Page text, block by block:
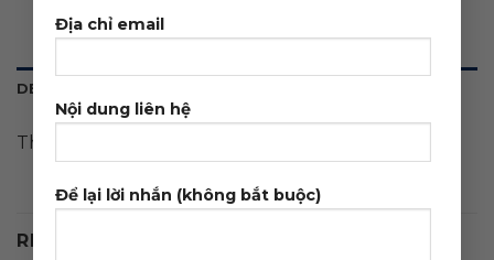
Địa chỉ email
Nội dung liên hệ
Để lại lời nhắn (không bắt buộc)
DESCRIPTION
Theme wordpress thời trang 07
RELATED PRODUCTS